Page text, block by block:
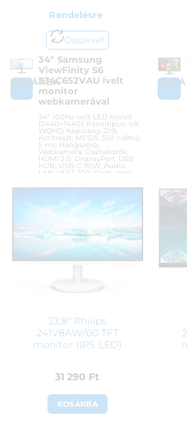
Rendelésre
Összevet
KOSÁRBA
34″ Samsung
ViewFinity S6
S34C652VAU ívelt
monitor
webkamerával
34″ 100Hz ívelt LED kijelző
(3440×1440); Paneltípus: VA;
WQHD; Képarány: 21:9;
Kontraszt: MEGA; 350 cd/m2;
5 ms; Hangszóró;
Webkamera; Csatlakozók:
HDMI 2.0, DisplayPort, USB
HUB, USB-C 90W, Audio,
LAN; VESA 100; Pivot: igen;
Cikkszám:
LS34C652VAUXEN
Kategória:
Otthoni és irodai
Gyártó:Samsung
Garanciaidő:24 hónap
ÁFA:27%
23,8″ Philips
241V8AW/00 TFT
monitor (IPS LED)
31 290 Ft
KOSÁRBA